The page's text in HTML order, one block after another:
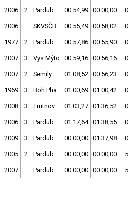
2006 2 Pardub. 00:54,99 00:00,00
2006 SKVSČB 00:55,49 00:58,02
1977 2 Pardub. 00:57,86 00:55,90
2007 3 Vys.Mýto 00:59,16 00:56,16
2007 2 Semily 01:08,52 00:56,23
1969 3 Boh.Pha 01:00,69 01:00,42
2008 3 Trutnov 01:03,27 01:36,52
2006 3 Pardub. 01:17,64 01:38,55
2009 3 Pardub. 00:00,00 01:37,98
2005 2 Pardub. 00:00,00 00:00,00
2007 Pardub. 00:00,00 00:00,00